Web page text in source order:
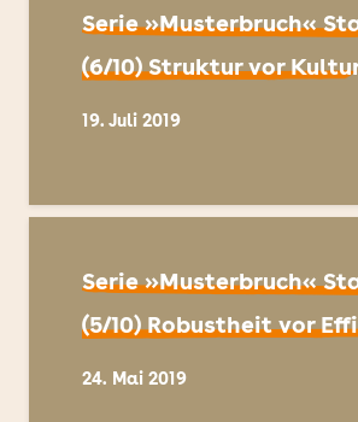
Serie »Musterbruch«
(6/10) Struktur vor
19. Juli 2019
Serie »Musterbruch«
(5/10) Robustheit vor
24. Mai 2019